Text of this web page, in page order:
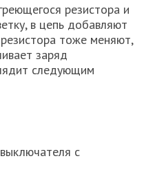
резистора и
в цепь добавляют
тоже меняют,
заряд
следующим
с